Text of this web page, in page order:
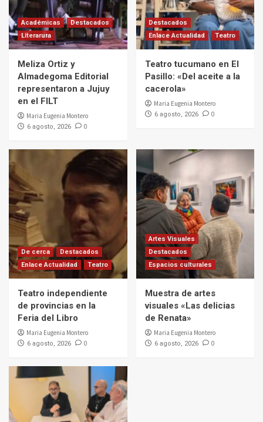
Académicas
Destacados
Literarura
Meliza Ortiz y
Almadegoma Editorial
representaron a Jujuy
en el FILT
Maria Eugenia Montero
6 agosto, 2026 0
Destacados
Enlace Actualidad
Teatro
Teatro tucumano en El
Pasillo: «Del aceite a la
cacerola»
Maria Eugenia Montero
6 agosto, 2026 0
De cerca
Destacados
Enlace Actualidad
Teatro
Teatro independiente
de provincias en la
Feria del Libro
Maria Eugenia Montero
6 agosto, 2026 0
Artes Visuales
Destacados
Espacios culturales
Muestra de artes
visuales «Las delicias
de Renata»
Maria Eugenia Montero
6 agosto, 2026 0